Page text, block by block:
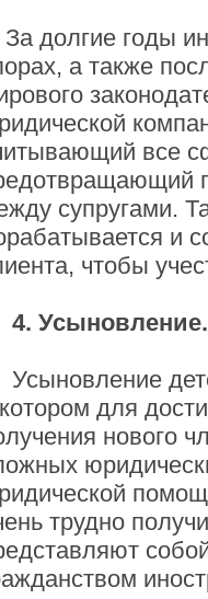
долгие годы
а также
все
супругами.
и
чтобы
Усыновление.
для
нового
трудно